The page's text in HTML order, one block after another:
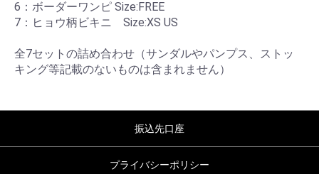
6：ボーダーワンピ Size:FREE
7：ヒョウ柄ビキニ Size:XS US
全7セットの詰め合わせ（サンダルやパンプス、ストッ
キング等記載のないものは含まれません）
振込先口座
プライバシーポリシー